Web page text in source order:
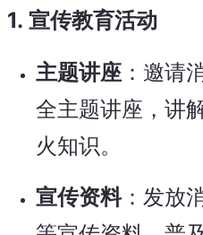
1. 宣传教育活动
主题讲座 ：邀请
全主题讲座，讲
火知识。
宣传资料：发放